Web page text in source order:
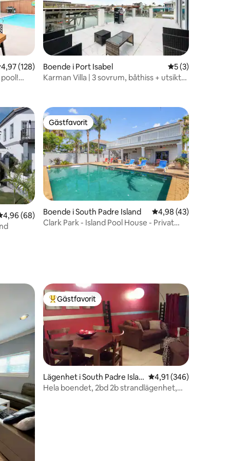
av 5 i genomsnittligt betyg, 128 omdömen
4,97 (128)
Boende i Port Isabel 5 av 5 i
5 (3)
Karman Villa | 3 sovrum, båthiss + utsikt
av 5 i genomsnittligt betyg, 68 omdömen
4,96 (68)
Gästfavorit
Gästfavorit
Boende i South Padre Island 4,98 av 5 i
4,98 (43)
Clark Park - Island Pool House - Privat
Populär gästfavorit
Gästfavorit
Lägenhet i South Padre Islan
d
4,91 av 5 i
4,91 (346)
Hela boendet, 2bd 2b strandlägenhet,